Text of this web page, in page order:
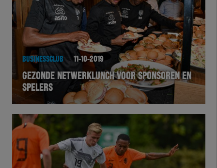
Futsal
eSports
Academie
BUSINESSCLUB 11-10-2019
GEZONDE NETWERKLUNCH VOOR SPONSOREN EN
SPELERS